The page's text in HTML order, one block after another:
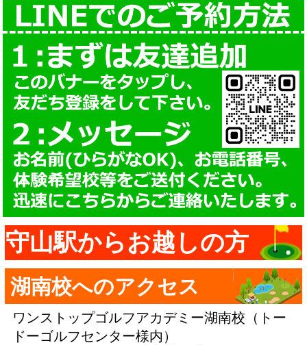
守山駅からお越しの方
湖南校へのアクセス
ワンストップゴルフアカデミー湖南校（トー
ドーゴルフセンター様内）